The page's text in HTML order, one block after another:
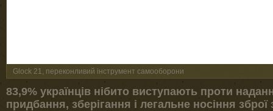
Glock 21, переконливий інструмент самооборони
83,9% українців нібито виступають проти
придбання, зберігання і легальне носіння